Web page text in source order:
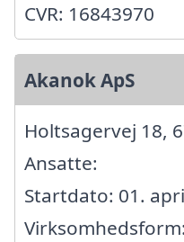
CVR: 16843970
Akanok ApS
Holtsagervej 18,
Ansatte:
Startdato: 01.